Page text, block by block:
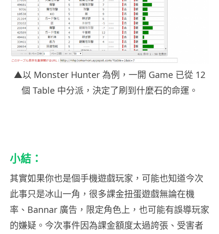
▲以 Monster Hunter 為例，一開 Game 已從 12
個 Table 中分派，決定了刷到什麼石的命運。
小結：
其實如果你也是個手機遊戲玩家，可能也知道今次
此事只是冰山一角，很多課金扭蛋遊戲無論在機
率、Bannar 廣告，限定角色上，也可能有誤導玩家
的嫌疑。今次事件因為課金額度太過誇張、受害者